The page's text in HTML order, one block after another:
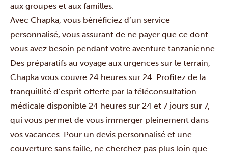
aux groupes et aux familles.
Avec Chapka, vous bénéficiez d’un service
personnalisé, vous assurant de ne payer que ce dont
vous avez besoin pendant votre aventure tanzanienne.
Des préparatifs au voyage aux urgences sur le terrain,
Chapka vous couvre 24 heures sur 24. Profitez de la
tranquillité d’esprit offerte par la téléconsultation
médicale disponible 24 heures sur 24 et 7 jours sur 7,
qui vous permet de vous immerger pleinement dans
vos vacances. Pour un devis personnalisé et une
couverture sans faille, ne cherchez pas plus loin que